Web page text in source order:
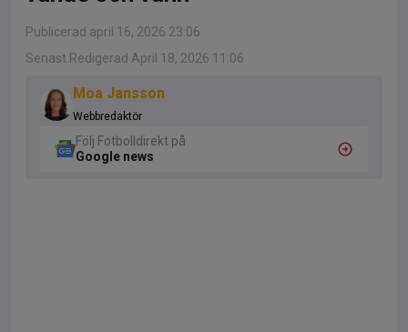
Publicerad april 16, 2026 23:06
Senast Redigerad April 18, 2026 11:06
Moa Jansson
Webbredaktör
Följ Fotbolldirekt på
Google news